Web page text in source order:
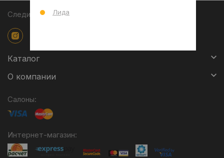
Следите за акциями
Каталог
О компании
Салоны:
Интернет-магазин:
Лида